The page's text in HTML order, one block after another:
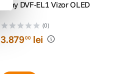
Sony DVF-EL1 Vizor OLED
(0)
3.87900 lei